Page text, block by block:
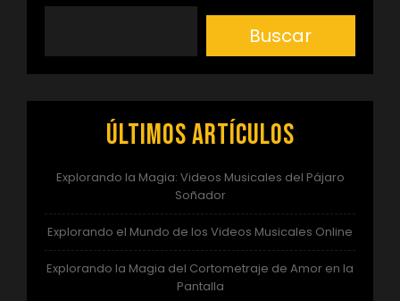
Buscar
Últimos artículos
Explorando la Magia: Videos Musicales del Pájaro
Soñador
Explorando el Mundo de los Videos Musicales Online
Explorando la Magia del Cortometraje de Amor en la
Pantalla